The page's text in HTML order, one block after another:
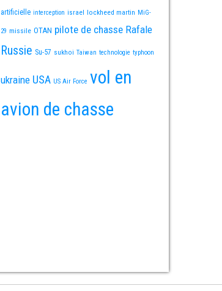
artificielle interception israel lockheed martin MiG-
29 missile OTAN pilote de chasse Rafale
Russie Su-57 sukhoi Taiwan technologie typhoon
ukraine USA US Air Force vol en
avion de chasse